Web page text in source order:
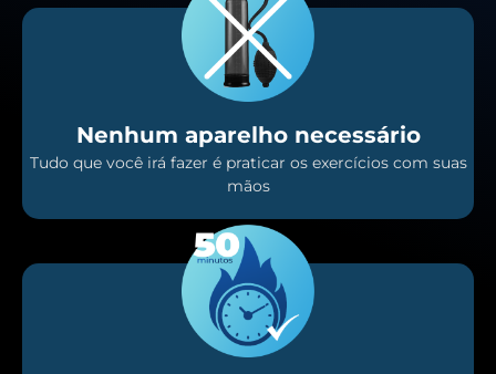
Nenhum aparelho necessário
Tudo que você irá fazer é praticar os exercícios com suas
mãos